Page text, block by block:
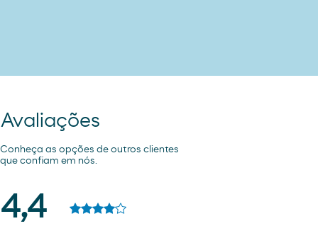
Avaliações
Conheça as opções de outros clientes
que confiam em nós.
4,4